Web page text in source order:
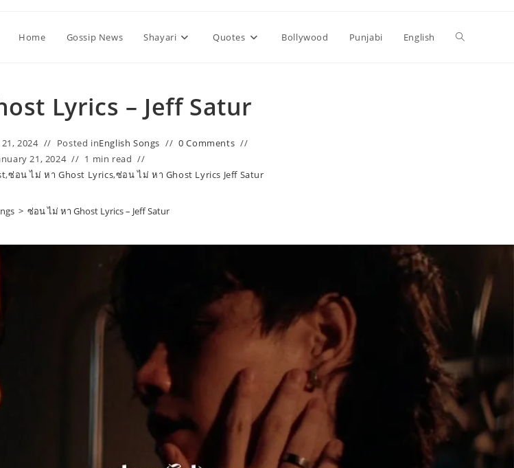
Home Gossip News Shayari Quotes Bollywood Punjabi English Toggle
Lyrics – Jeff Satur
2024 Posted inEnglish Songs
0 Comments
21, 2024
1 min read
,ซ่อน ไม่ หา Ghost Lyrics,ซ่อน ไม่ หา Ghost Lyrics Jeff Satur
> ซ่อน ไม่ หา Ghost Lyrics – Jeff Satur